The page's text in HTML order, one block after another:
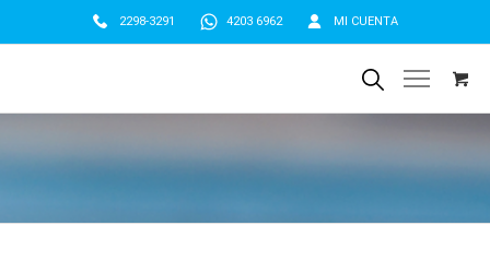
2298-3291 4203 6962 MI CUENTA